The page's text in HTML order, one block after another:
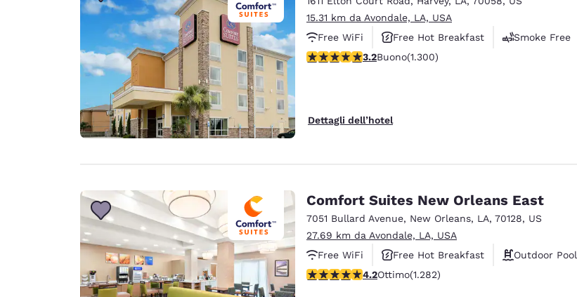
Español
Europa
Deutschland
Deutsch
Spain
English
United Kingdom
Asia-Pacifico
Australia
English
India
English
15.31 km da Avondale, LA, USA
Free WiFi
Free Hot Breakfast
Smoke Free
Valutazione di 3.22 stelle. Buono. 1300 recensioni
3.2Buono(1.300)
Dettagli dell’hotel
Comfort Suites New Orleans East
7051 Bullard Avenue, New Orleans, LA, 70128, US
27.69 km da Avondale, LA, USA
Free WiFi
Free Hot Breakfast
Outdoor Pool
Valutazione di 4.2 stelle. Ottimo. 1282 recensioni
4.2Ottimo(1.282)